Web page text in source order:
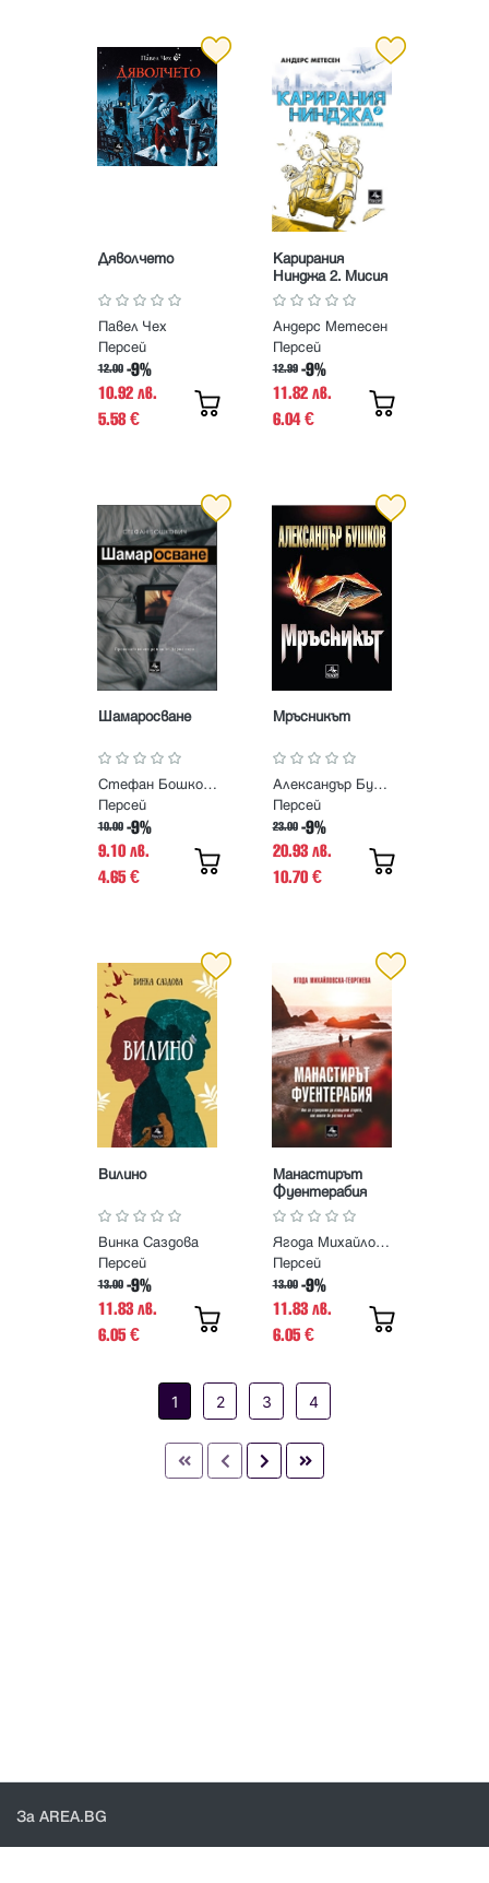
Дяволчето
Павел Чех
Персей
12.00 -9%
10.92 лв.
5.58€
Карирания
Нинджа 2. Мисия
Тайланд
Андерс Метесен
Персей
12.99 -9%
11.82 лв.
6.04€
Шамаросване
Стефан Бошкович
Персей
10.00 -9%
9.10 лв.
4.65 €
Мръсникът
Александър Бушков
Персей
23.00 -9%
20.93 лв.
10.70 €
Вилино
Винка Саздова
Персей
13.00 -9%
11.83 лв.
6.05 €
Манастирът
Фуентерабия
Ягода Михайловска-Георгиева
Персей
13.00 -9%
11.83 лв.
6.05 €
1 2 3 4
За AREA.BG